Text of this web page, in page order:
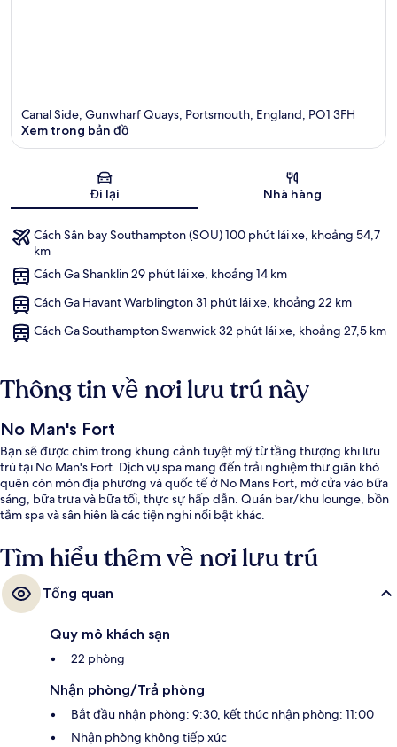
Canal Side, Gunwharf Quays, Portsmouth, England, PO1 3FH
Xem trong bản đồ
Đi lại Nhà hàng
Cách Sân bay Southampton (SOU) 100 phút lái xe, khoảng 54,7
km
Cách Ga Shanklin 29 phút lái xe, khoảng 14 km
Cách Ga Havant Warblington 31 phút lái xe, khoảng 22 km
Cách Ga Southampton Swanwick 32 phút lái xe, khoảng 27,5 km
Thông tin về nơi lưu trú này
No Man's Fort
Bạn sẽ được chìm trong khung cảnh tuyệt mỹ từ tầng thượng khi lưu
trú tại No Man's Fort. Dịch vụ spa mang đến trải nghiệm thư giãn khó
quên còn món địa phương và quốc tế ở No Mans Fort, mở cửa vào bữa
sáng, bữa trưa và bữa tối, thực sự hấp dẫn. Quán bar/khu lounge, bồn
tắm spa và sân hiên là các tiện nghi nổi bật khác.
Tìm hiểu thêm về nơi lưu trú
Tổng quan
Quy mô khách sạn
22 phòng
Nhận phòng/Trả phòng
Bắt đầu nhận phòng: 9:30, kết thúc nhận phòng: 11:00
Nhận phòng không tiếp xúc